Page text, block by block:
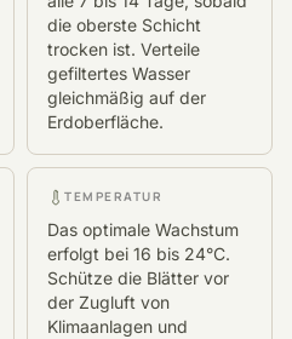
die oberste Schicht
trocken ist. Verteile
gefiltertes Wasser
gleichmäßig auf der
Erdoberfläche.
TEMPERATUR
Das optimale Wachstum
erfolgt bei 16 bis 24°C.
Schütze die Blätter vor
der Zugluft von
Klimaanlagen und